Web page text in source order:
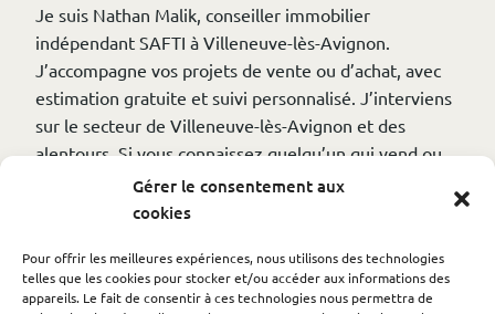
Gérer le consentement aux
cookies
Pour offrir les meilleures expériences, nous utilisons des technologies
telles que les cookies pour stocker et/ou accéder aux informations des
appareils. Le fait de consentir à ces technologies nous permettra de
Je suis Nathan Malik, conseiller immobilier
indépendant SAFTI à Villeneuve-lès-Avignon.
J’accompagne vos projets de vente ou d’achat, avec
estimation gratuite et suivi personnalisé. J’interviens
sur le secteur de Villeneuve-lès-Avignon et des
alentours. Si vous connaissez quelqu’un qui vend ou
cherche à acheter, 10 % des honoraires vous seront
reversés si la vente se concrétise. N’hésitez pas à me